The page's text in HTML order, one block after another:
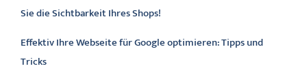
Sie die Sichtbarkeit Ihres Shops!
Effektiv Ihre Webseite für Google optimieren: Tipps und
Tricks